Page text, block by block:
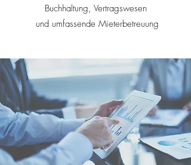
Buchhaltung, Vertragswesen
und umfassende Mieterbetreuung